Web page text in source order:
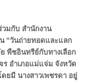
มกับ สำนักงาน
“วันถ่ายทอดและแลก
พืชอินทรีย์กับทางเลือก
อำเภอแม่แจ่ม จังหวัด
ยมี นางสาวเพชรดา อยู่